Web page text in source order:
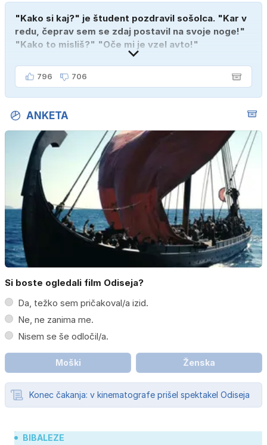
"Kako si kaj?" je študent pozdravil sošolca. "Kar v
redu, čeprav sem se zdaj postavil na svoje noge!"
"Kako to misliš?" "Oče mi je vzel avto!"
796 706
ANKETA
Si boste ogledali film Odiseja?
Da, težko sem pričakoval/a izid.
Ne, ne zanima me.
Nisem se še odločil/a.
Moški Ženska
Konec čakanja: v kinematografe prišel spektakel Odiseja
BIBALEZE